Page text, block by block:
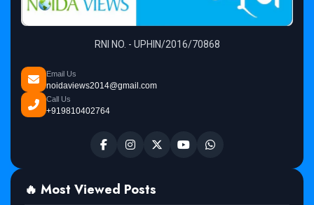
RNI NO. - UPHIN/2016/70868
Email Us
noidaviews2014@gmail.com
Call Us
+919810402764
🔥 Most Viewed Posts